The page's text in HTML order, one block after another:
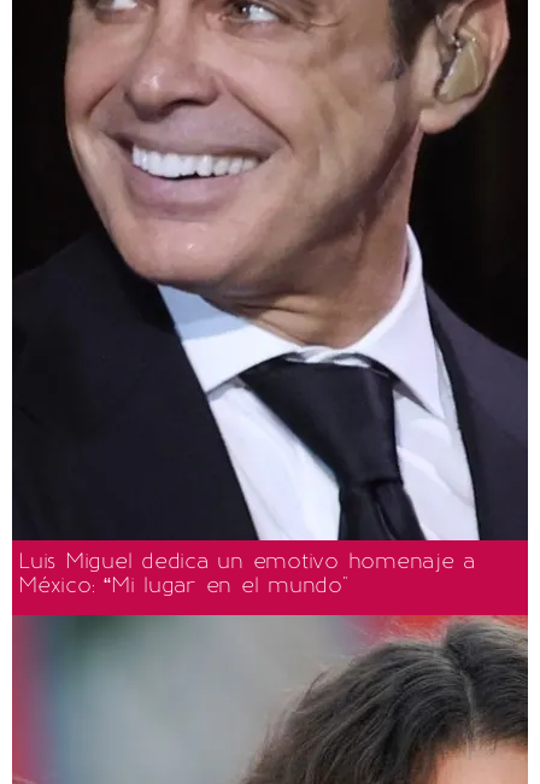
Luis Miguel dedica un emotivo homenaje a
México: “Mi lugar en el mundo"